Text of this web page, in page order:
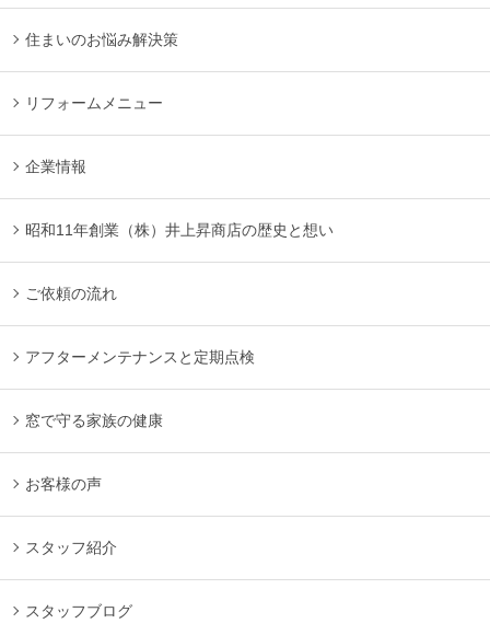
住まいのお悩み解決策
リフォームメニュー
企業情報
昭和11年創業（株）井上昇商店の歴史と想い
ご依頼の流れ
アフターメンテナンスと定期点検
窓で守る家族の健康
お客様の声
スタッフ紹介
スタッフブログ